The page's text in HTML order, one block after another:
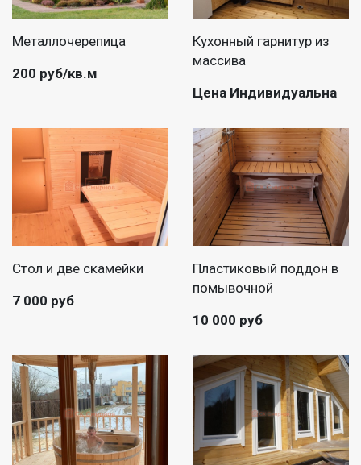
Металлочерепица
200 руб/кв.м
Кухонный гарнитур из
массива
Цена Индивидуальна
Стол и две скамейки
7 000 руб
Пластиковый поддон в
помывочной
10 000 руб